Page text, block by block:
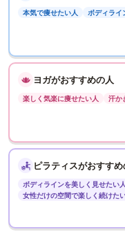
本気で痩せたい人 ボディライ
ヨガがおすすめの人
楽しく気楽に痩せたい人 汗か
ピラティスがおすすめ
ボディラインを美しく見せたい人
女性だけの空間で楽しく続けた